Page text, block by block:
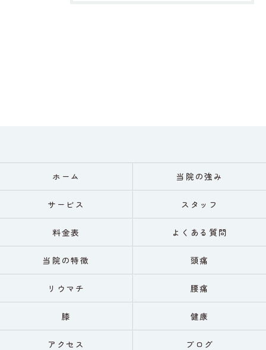
ホーム 当院の強み
サービス スタッフ
料金表 よくある質問
当院の特徴 頭痛
リウマチ 腰痛
膝 健康
アクセス ブログ